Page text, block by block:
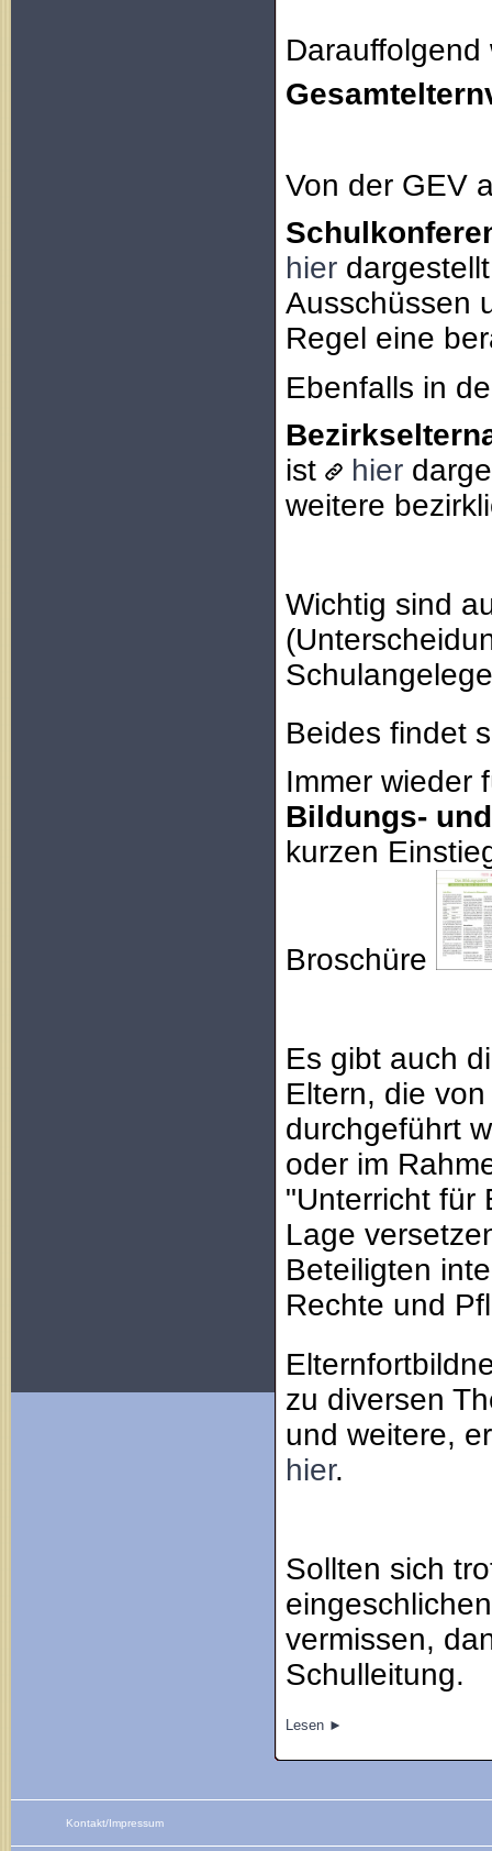
Von der GEV
hier
Ausschüssen
Regel eine
Ebenfalls in
ist
hier
weitere
Wichtig sind
Beides findet
Immer wieder
Bildungs-
kurzen
Broschüre
Es gibt auch
Eltern, die
durchgeführt
oder im
"Unterricht für
Lage
Beteiligten
Rechte und
zu diversen
und weitere,
hier.
Sollten sich
vermissen,
Schulleitung.
Lesen ►
Kontakt/Impressum